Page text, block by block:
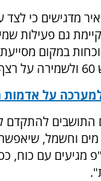
מדגישים כי
גם פעילות
במקום
על אדמות
להתקדם
מים וחשמל,
מגיעים עם כוח,